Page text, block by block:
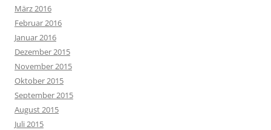
März 2016
Februar 2016
Januar 2016
Dezember 2015
November 2015
Oktober 2015
September 2015
August 2015
Juli 2015